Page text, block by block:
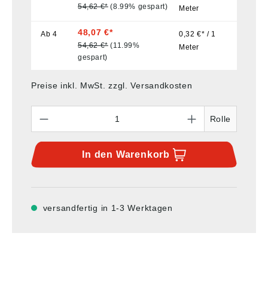
54,62 €* (8.99% gespart)
Meter
Ab 4 48,07 €*
54,62 €* (11.99%
gespart)
0,32 €* / 1
Meter
Preise inkl. MwSt. zzgl. Versandkosten
Rolle
In den Warenkorb
versandfertig in 1-3 Werktagen